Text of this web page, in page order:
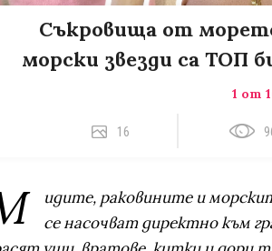
Съкровища от
морски звезди са ТОП
1 от
16
идите, раковините и
се насочват директно към